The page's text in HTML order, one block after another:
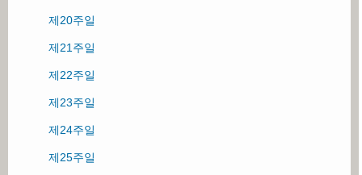
제20주일
제21주일
제22주일
제23주일
제24주일
제25주일